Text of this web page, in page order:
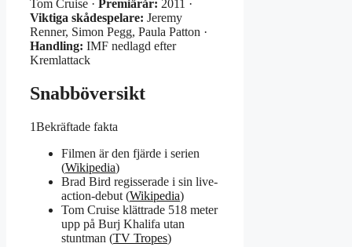
Tom Cruise · Premiärår: 2011 ·
Viktiga skådespelare: Jeremy
Renner, Simon Pegg, Paula Patton ·
Handling: IMF nedlagd efter
Kremlattack
Snabböversikt
1Bekräftade fakta
Filmen är den fjärde i serien
(Wikipedia)
Brad Bird regisserade i sin live-
action-debut (Wikipedia)
Tom Cruise klättrade 518 meter
upp på Burj Khalifa utan
stuntman (TV Tropes)